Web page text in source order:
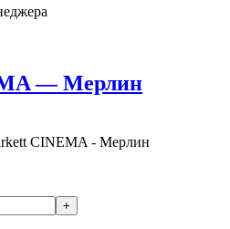
— Mерлин
CINEMA - Mерлин
+